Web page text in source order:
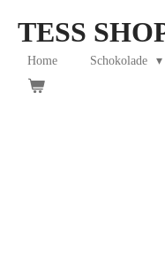
main
content
TESS
Home Schokolade